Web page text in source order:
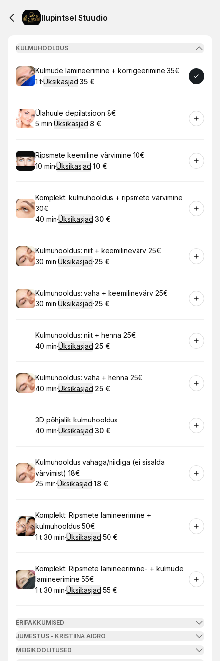
Ilupintsel Stuudio
KULMUHOOLDUS
Broneeri
Kulmude lamineerimine + korrigeerimine 35€
. Kestus:
1 t·Üksikasjad·
.Hind
35 €
Broneeri
Ülahuule depilatsioon 8€
. Kestus:
5 min·Üksikasjad·
. Hind
8 €
Broneeri
Ripsmete keemiline värvimine 10€
.Kestus:
10 min·Üksikasjad·
.Hind
10 €
Broneeri
Komplekt: kulmuhooldus + ripsmete värvimine
30€
.Kestus:
40 min·Üksikasjad·
.Hind
30 €
Broneeri
Kulmuhooldus: niit + keemilinevärv 25€
.Kestus:
30 min·Üksikasjad·
.Hind
25 €
Broneeri
Kulmuhooldus: vaha + keemilinevärv 25€
.Kestus:
30 min·Üksikasjad·
.Hind
25 €
Broneeri
Kulmuhooldus: niit + henna 25€
.Kestus:
40 min·Üksikasjad·
.Hind
25 €
Broneeri
Kulmuhooldus: vaha + henna 25€
.Kestus:
40 min·Üksikasjad·
.Hind
25 €
Broneeri
3D põhjalik kulmuhooldus
.Kestus:
40 min·Üksikasjad·
.Hind
30 €
Broneeri
Kulmuhooldus vahaga/niidiga (ei sisalda
värvimist) 18€
.Kestus:
25 min·Üksikasjad·
.Hind
18 €
Broneeri
Komplekt: Ripsmete lamineerimine +
kulmuhooldus 50€
. Kestus:
1 t 30 min·Üksikasjad·
.Hind
50 €
Broneeri
Komplekt: Ripsmete lamineerimine- + kulmude
lamineerimine 55€
. Kestus:
1 t 30 min·Üksikasjad·
.Hind
55 €
ERIPAKKUMISED
JUMESTUS - KRISTIINA AIGRO
MEIGIKOOLITUSED